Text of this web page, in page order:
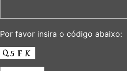
Por favor insira o código abaixo: